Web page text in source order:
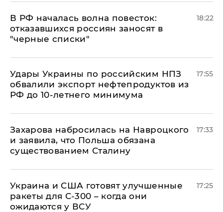
​В РФ началась волна повесток:
отказавшихся россиян заносят в
"черные списки"
18:22
Удары Украины по российским НПЗ
обвалили экспорт нефтепродуктов из
РФ до 10-летнего минимума
17:55
​Захарова набросилась на Навроцкого
и заявила, что Польша обязана
существованием Сталину
17:33
Украина и США готовят улучшенные
ракеты для С-300 – когда они
ожидаются у ВСУ
17:25